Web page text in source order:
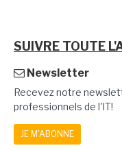
SUIVRE TOUTE
Newsletter
Recevez notre
professionnels de l'IT!
JE M'ABONNE